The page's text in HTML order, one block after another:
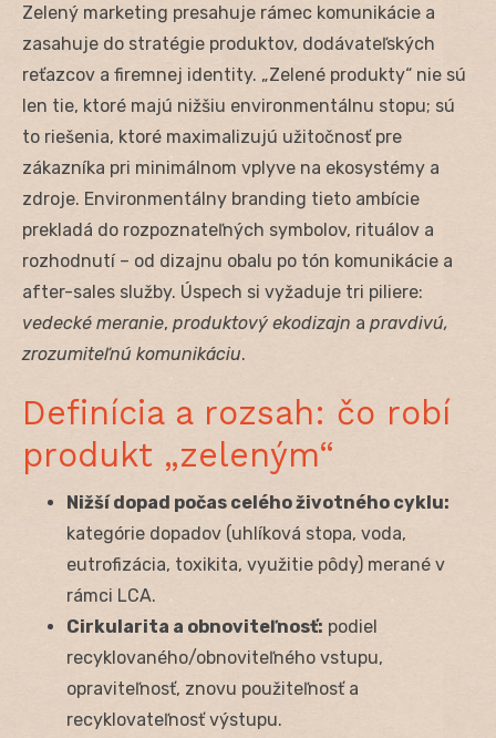
Zelený marketing presahuje rámec komunikácie a
zasahuje do stratégie produktov, dodávateľských
reťazcov a firemnej identity. „Zelené produkty“ nie sú
len tie, ktoré majú nižšiu environmentálnu stopu; sú
to riešenia, ktoré maximalizujú užitočnosť pre
zákazníka pri minimálnom vplyve na ekosystémy a
zdroje. Environmentálny branding tieto ambície
prekladá do rozpoznateľných symbolov, rituálov a
rozhodnutí – od dizajnu obalu po tón komunikácie a
after-sales služby. Úspech si vyžaduje tri piliere:
vedecké meranie, produktový ekodizajn a pravdivú,
zrozumiteľnú komunikáciu.
Definícia a rozsah: čo robí
produkt „zeleným“
Nižší dopad počas celého životného cyklu:
kategórie dopadov (uhlíková stopa, voda,
eutrofizácia, toxikita, využitie pôdy) merané v
rámci LCA.
Cirkularita a obnoviteľnosť: podiel
recyklovaného/obnoviteľného vstupu,
opraviteľnosť, znovu použiteľnosť a
recyklovateľnosť výstupu.